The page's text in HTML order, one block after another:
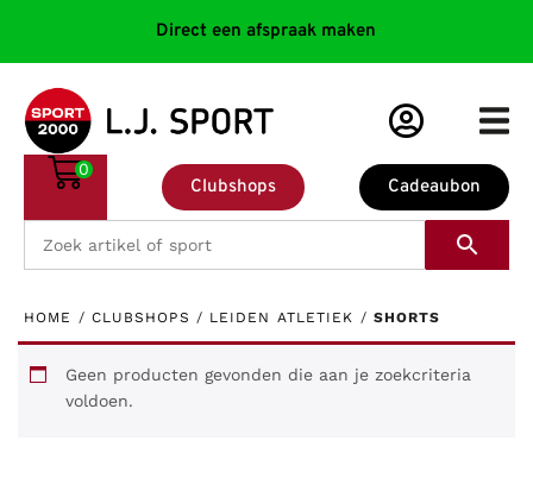
Direct een afspraak maken
Cadeaubon
Clubshops
0
HOME / CLUBSHOPS / LEIDEN ATLETIEK / SHORTS
Geen producten gevonden die aan je zoekcriteria
voldoen.